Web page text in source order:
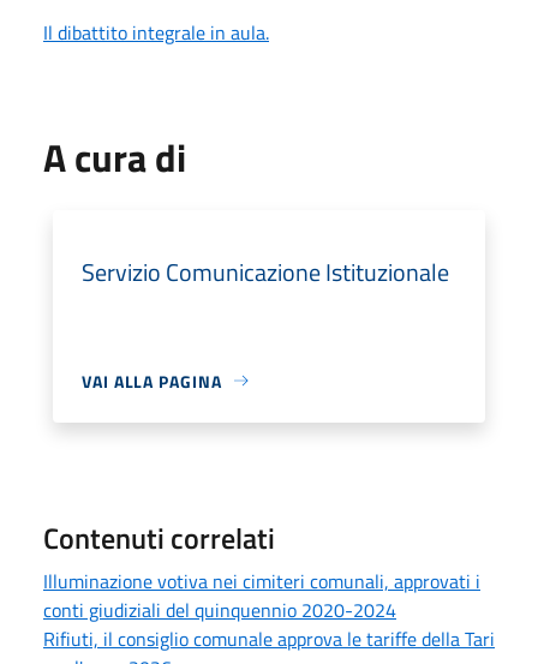
Il dibattito integrale in aula.
A cura di
Servizio Comunicazione Istituzionale
VAI ALLA PAGINA
Contenuti correlati
Illuminazione votiva nei cimiteri comunali, approvati i
conti giudiziali del quinquennio 2020-2024
Rifiuti, il consiglio comunale approva le tariffe della Tari